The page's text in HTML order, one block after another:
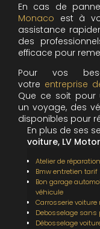
En cas de
Monaco est à
assistance
des
efficace pour
Pour vos
votre entreprise
Que ce soit pour
un voyage, des
disponibles pour
En plus de ses
voiture, LV
Atelier de
Bmw entretien tarif
Bon garage
véhicule
Carrosserie voiture
Debosselage sans
Débosselage